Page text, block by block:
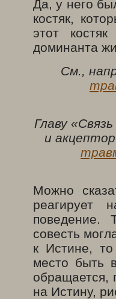
Да, у него
костяк,
этот
доминанта
См.,
Главу «
и
Можно
реагирует
поведение.
совесть
к Истине, то
место быть
обращается,
на Истину,